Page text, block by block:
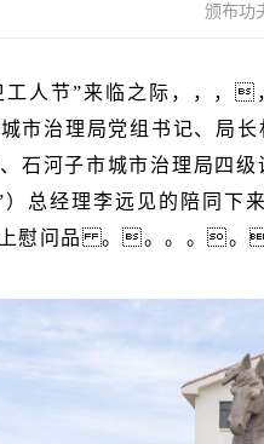
颁布功
工人节”来临之际，，
治理局党组书记、局长
石河子市城市治理局四
）总经理李远见的陪同下
慰问品 。。。。。